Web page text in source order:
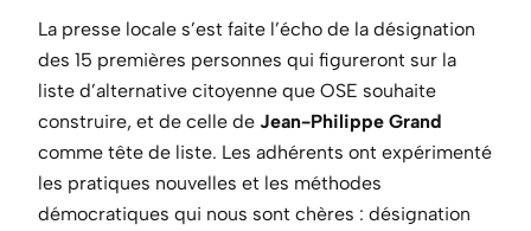
La presse locale s’est faite l’écho de la désignation
des 15 premières personnes qui figureront sur la
liste d’alternative citoyenne que OSE souhaite
construire, et de celle de Jean-Philippe Grand
comme tête de liste. Les adhérents ont expérimenté
les pratiques nouvelles et les méthodes
démocratiques qui nous sont chères : désignation